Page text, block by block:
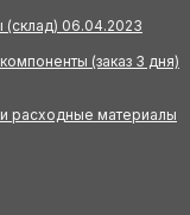
(склад) 06.04.2023
(заказ 3 дня)
расходные материалы